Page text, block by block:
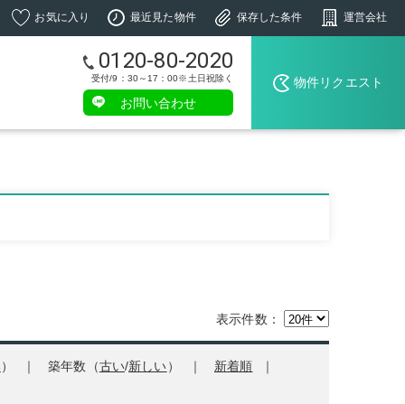
お気に入り 最近見た物件 保存した条件 運営会社
0120-80-2020
受付/9：30～17：00※土日祝除く
お問い合わせ
物件リクエスト
表示件数：
） 築年数（古い/新しい） 新着順